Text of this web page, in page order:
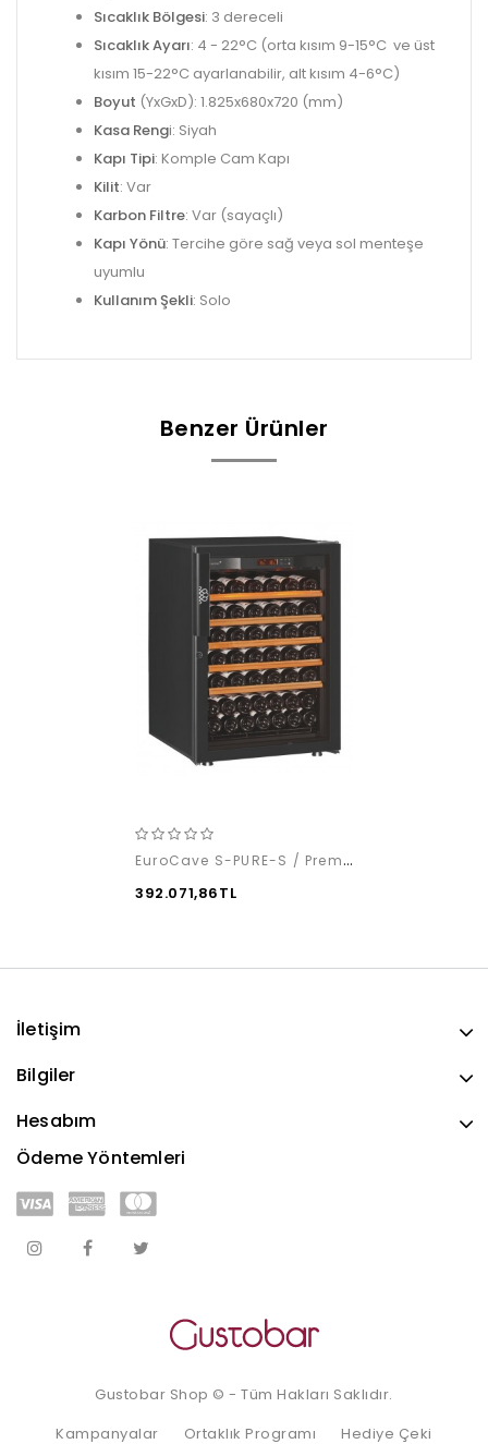
Sıcaklık Bölgesi: 3 dereceli
Sıcaklık Ayarı: 4 - 22°C (orta kısım 9-15°C ve üst
kısım 15-22°C ayarlanabilir, alt kısım 4-6°C)
Boyut (YxGxD): 1.825x680x720 (mm)
Kasa Rengi: Siyah
Kapı Tipi: Komple Cam Kapı
Kilit: Var
Karbon Filtre: Var (sayaçlı)
Kapı Yönü: Tercihe göre sağ veya sol menteşe
uyumlu
Kullanım Şekli: Solo
Benzer Ürünler
EuroCave S-PURE-S / Premium Pack
392.071,86TL
İletişim
Bilgiler
Hesabım
Ödeme Yöntemleri
Gustobar Shop © - Tüm Hakları Saklıdır.
Kampanyalar
Ortaklık Programı Hediye Çeki